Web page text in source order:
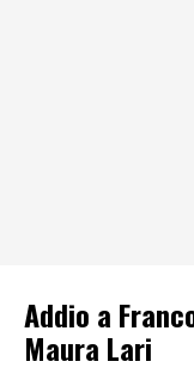
Addio a
Maura Lari